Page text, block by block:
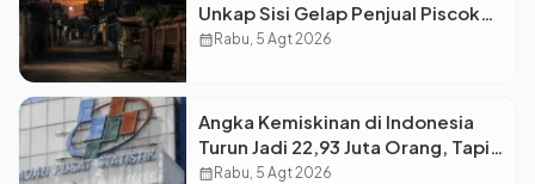
Unkap Sisi Gelap Penjual Piscok
Berdarah Dingin
calendar_month Rabu, 5 Agt 2026
Angka Kemiskinan di Indonesia
Turun Jadi 22,93 Juta Orang, Tapi
Kenapa Ketimpangan Desa dan
calendar_month Rabu, 5 Agt 2026